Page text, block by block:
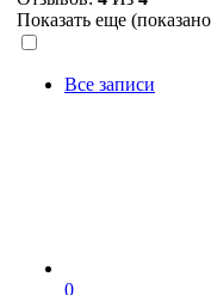
Показать еще
Все записи
0